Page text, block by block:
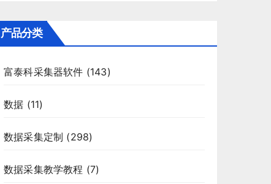
产品分类
富泰科采集器软件 (143)
数据 (11)
数据采集定制 (298)
数据采集教学教程 (7)